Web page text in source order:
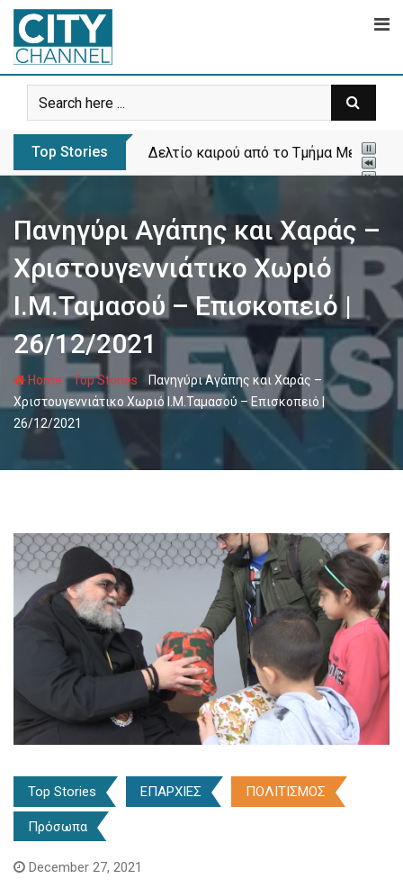
Skip
content
Top Stories Δελτίο καιρού από το Τμήμα
Πανηγύρι Αγάπης και Χαράς –
Χριστουγεννιάτικο Χωριό
Ι.Μ.Ταμασού – Επισκοπειό |
26/12/2021
Home -Top Stories - Πανηγύρι Αγάπης και Χαράς –
Χριστουγεννιάτικο Χωριό Ι.Μ.Ταμασού – Επισκοπειό |
26/12/2021
Top Stories ΕΠΑΡΧΙΕΣ ΠΟΛΙΤΙΣΜΟΣ
Πρόσωπα
December 27, 2021